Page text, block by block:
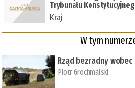
Trybunału
Kraj
W tym
Rząd bezradny
Piotr Grochmalski